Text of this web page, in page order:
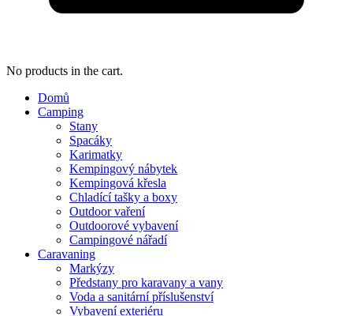
No products in the cart.
Domů
Camping
Stany
Spacáky
Karimatky
Kempingový nábytek
Kempingová křesla
Chladící tašky a boxy
Outdoor vaření
Outdoorové vybavení
Campingové nářadí
Caravaning
Markýzy
Předstany pro karavany a vany
Voda a sanitární příslušenství
Vybavení exteriéru